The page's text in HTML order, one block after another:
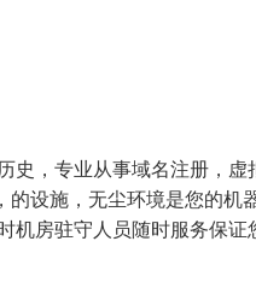
史，专业从事域名注册，
设施，无尘环境是您的
机房驻守人员随时服务保